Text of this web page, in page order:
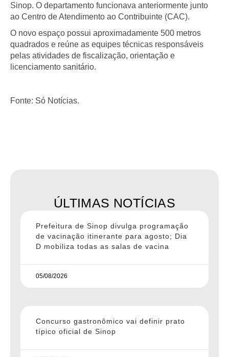
Sinop. O departamento funcionava anteriormente junto
ao Centro de Atendimento ao Contribuinte (CAC).
O novo espaço possui aproximadamente 500 metros
quadrados e reúne as equipes técnicas responsáveis
pelas atividades de fiscalização, orientação e
licenciamento sanitário.
Fonte: Só Notícias.
ÚLTIMAS NOTÍCIAS
Prefeitura de Sinop divulga programação
de vacinação itinerante para agosto; Dia
D mobiliza todas as salas de vacina
05/08/2026
Concurso gastronômico vai definir prato
típico oficial de Sinop